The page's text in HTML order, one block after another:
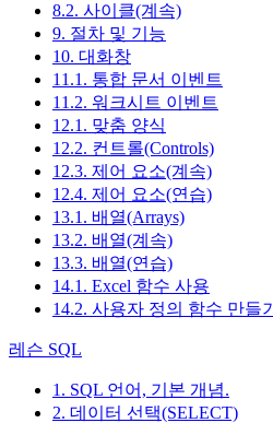
8.2. 사이클(계속)
9. 절차 및 기능
10. 대화창
11.1. 통합 문서 이벤트
11.2. 워크시트 이벤트
12.1. 맞춤 양식
12.2. 컨트롤(Controls)
12.3. 제어 요소(계속)
12.4. 제어 요소(연습)
13.1. 배열(Arrays)
13.2. 배열(계속)
13.3. 배열(연습)
14.1. Excel 함수 사용
14.2. 사용자 정의 함수 만들기
레슨 SQL
1. SQL 언어, 기본 개념.
2. 데이터 선택(SELECT)